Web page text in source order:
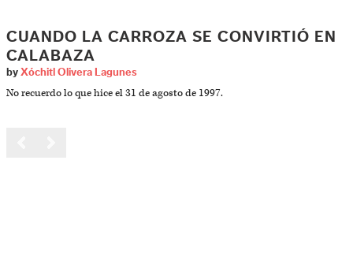
CUANDO LA CARROZA SE CONVIRTIÓ EN
CALABAZA
by Xóchitl Olivera Lagunes
No recuerdo lo que hice el 31 de agosto de 1997.